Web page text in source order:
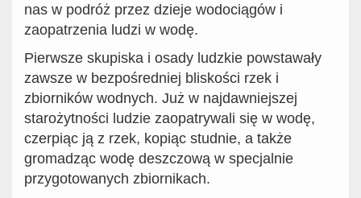
nas w podróż przez dzieje wodociągów i
zaopatrzenia ludzi w wodę.
Pierwsze skupiska i osady ludzkie powstawały
zawsze w bezpośredniej bliskości rzek i
zbiorników wodnych. Już w najdawniejszej
starożytności ludzie zaopatrywali się w wodę,
czerpiąc ją z rzek, kopiąc studnie, a także
gromadząc wodę deszczową w specjalnie
przygotowanych zbiornikach.